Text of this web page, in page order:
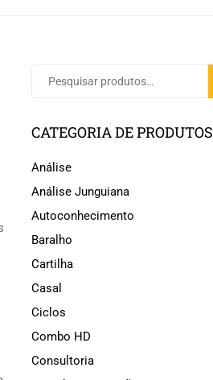
CATEGORIA DE PRODUTOS
Análise
Análise Junguiana
Autoconhecimento
Baralho
Cartilha
Casal
Ciclos
Combo HD
Consultoria